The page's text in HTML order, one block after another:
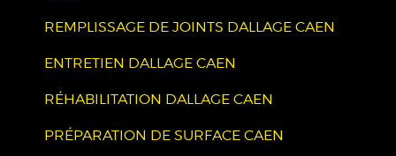
REMPLISSAGE DE JOINTS DALLAGE CAEN
ENTRETIEN DALLAGE CAEN
RÉHABILITATION DALLAGE CAEN
PRÉPARATION DE SURFACE CAEN